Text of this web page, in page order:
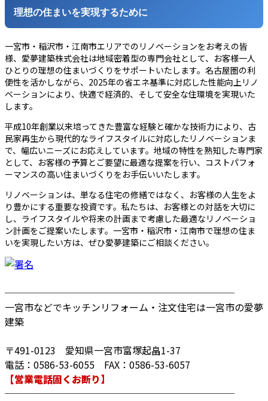
理想の住まいを実現するために
一宮市・稲沢市・江南市エリアでのリノベーションをお考えの皆
様、愛夢建築株式会社は地域密着型の専門会社として、お客様一人
ひとりの理想の住まいづくりをサポートいたします。名古屋圏の利
便性を活かしながら、2025年の省エネ基準に対応した性能向上リノ
ベーションにより、快適で経済的、そして安全な住環境を実現いた
します。
平成10年創業以来培ってきた豊富な経験と確かな技術力により、古
民家再生から現代的なライフスタイルに対応したリノベーションま
で、幅広いニーズにお応えしています。地域の特性を熟知した専門家
として、お客様の予算とご要望に最適な提案を行い、コストパフォ
ーマンスの高い住まいづくりをお手伝いいたします。
リノベーションは、単なる住宅の修繕ではなく、お客様の人生をよ
り豊かにする重要な投資です。私たちは、お客様との対話を大切に
し、ライフスタイルや将来の計画まで考慮した最適なリノベーショ
ン計画をご提案いたします。一宮市・稲沢市・江南市で理想の住ま
いを実現したい方は、ぜひ愛夢建築にご相談ください。
────────────────────────
一宮市などでキッチンリフォーム・注文住宅は一宮市の愛夢
建築
〒491-0123 愛知県一宮市富塚起畠1-37
電話：0586-53-6055 FAX：0586-53-6057
【営業電話固くお断り】
────────────────────────